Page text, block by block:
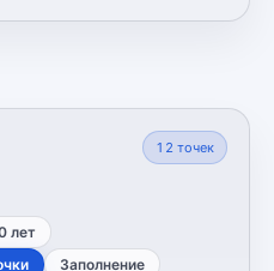
12 точек
лет
Заполнение